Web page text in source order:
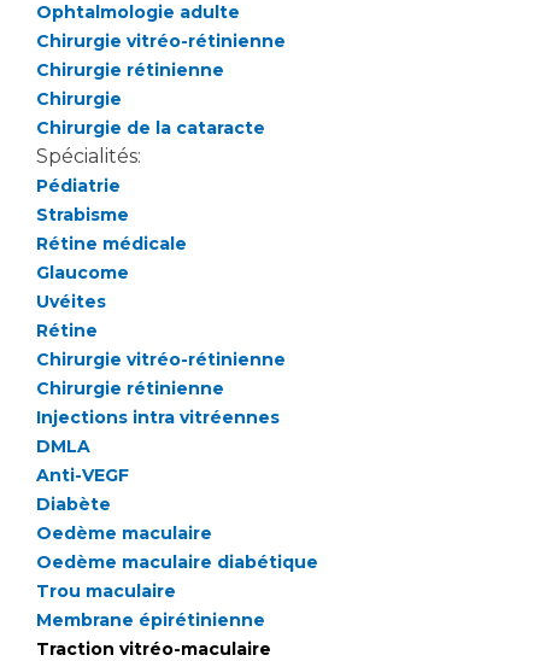
Cancer
Médecine nucléaire
Maladies rares
Maternité Hôpital Nord
Vos représentants
La Commission Des Usagers (CDU)
Les Comités Locaux des Usagers
Le projet des usagers
Cancérologie
Les pôles d'activité médicale
Anatomie et Cytologie Pathologiques
Adresser un examen au Laboratoire d'Infectiologie
Centres de référence Maladies Rares
Plateforme d'Expertise Maladies Rares
Presse / Multimédia
Communiqués de presse
Dossiers de presse
Médiathèque
Fournisseurs
Rôles et missions
Liste des marchés conclus
Documents utiles
Ophtalmologie adulte
Chirurgie vitréo-rétinienne
Chirurgie rétinienne
Chirurgie
Chirurgie de la cataracte
Spécialités:
Pédiatrie
Strabisme
Rétine médicale
Glaucome
Uvéites
Rétine
Chirurgie vitréo-rétinienne
Chirurgie rétinienne
Injections intra vitréennes
DMLA
Anti-VEGF
Diabète
Oedème maculaire
Oedème maculaire diabétique
Trou maculaire
Membrane épirétinienne
Traction vitréo-maculaire